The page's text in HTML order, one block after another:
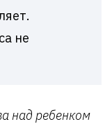
не
над ребенком